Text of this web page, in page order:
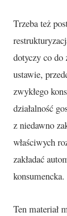
Trzeba też
dotyczy co do
ustawie,
zwykłego
działalność
z niedawno
właściwych
zakładać
konsumencka.
Ten materiał